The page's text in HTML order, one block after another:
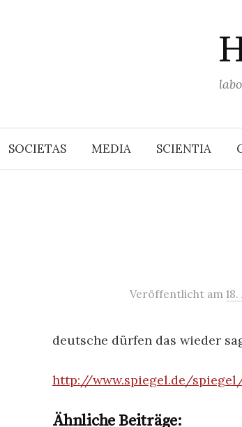
SOCIETAS MEDIA SCIENTIA
Veröffentlicht am
deutsche dürfen das wieder
http://www.spiegel.de/spiegel/
Ähnliche Beiträge: